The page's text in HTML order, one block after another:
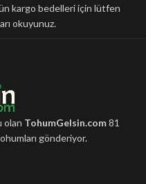
kargo bedelleri için lütfen
okuyunuz.
olan TohumGelsin.com81
gönderiyor.